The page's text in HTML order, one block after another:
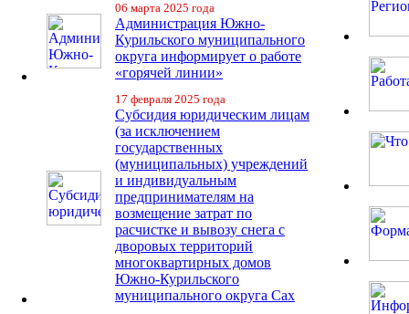
06 марта 2025 года
Администрация Южно-
Курильского муниципального
округа информирует о работе
«горячей линии»
17 февраля 2025 года
Субсидия юридическим лицам
(за исключением
государственных
(муниципальных) учреждений
и индивидуальным
предпринимателям на
возмещение затрат по
расчистке и вывозу снега с
дворовых территорий
многоквартирных домов
Южно-Курильского
муниципального округа Сах